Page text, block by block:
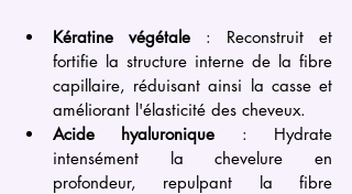
Kératine végétale : Reconstruit et
fortifie la structure interne de la fibre
capillaire, réduisant ainsi la casse et
améliorant l'élasticité des cheveux.
Acide hyaluronique : Hydrate
intensément la chevelure en
profondeur, repulpant la fibre